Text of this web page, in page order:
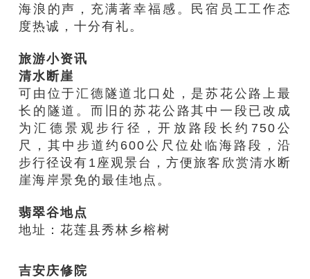
海浪 的声，充满著幸福感 。 民宿员工工作态
度热诚，十分有礼。
旅游小资讯
清水断崖
可由位于汇德隧道北口处，是苏花公路上最
长的隧道。而旧 的苏花公路其中一段已改 成
为汇德景观步行径
，开放路段长约750公
尺，其中 步道约600公尺 位处临海路段，沿
步行径设有1座观景台，方便旅客 欣赏清水断
崖海岸景免的最佳地点。
翡翠谷地点
地址：花莲县秀林乡榕树
吉安庆修院